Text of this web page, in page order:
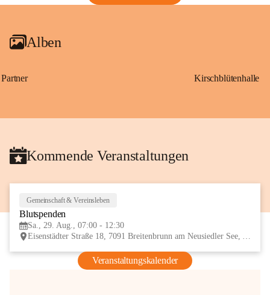
Alben
Partner Kirschblütenhalle
Kommende Veranstaltungen
Gemeinschaft & Vereinsleben
Blutspenden
Sa., 29. Aug., 07:00 - 12:30
Eisenstädter Straße 18, 7091 Breitenbrunn am Neusiedler See, AUT
Veranstaltungskalender